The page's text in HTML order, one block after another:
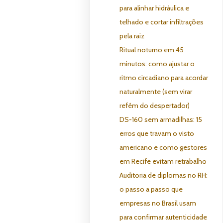
para alinhar hidráulica e
telhado e cortar infiltrações
pela raiz
Ritual noturno em 45
minutos: como ajustar o
ritmo circadiano para acordar
naturalmente (sem virar
refém do despertador)
DS-160 sem armadilhas: 15
erros que travam o visto
americano e como gestores
em Recife evitam retrabalho
Auditoria de diplomas no RH:
o passo a passo que
empresas no Brasil usam
para confirmar autenticidade